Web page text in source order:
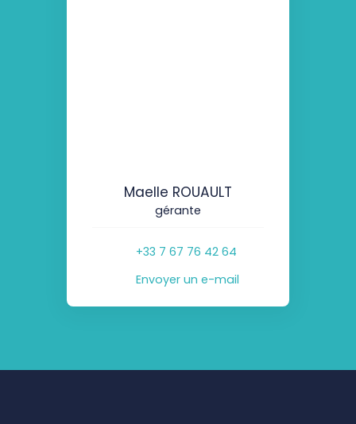
Maelle ROUAULT
gérante
+33 7 67 76 42 64
Envoyer un e-mail